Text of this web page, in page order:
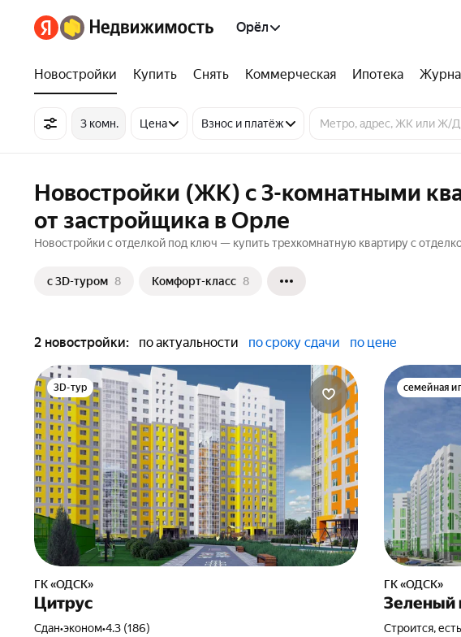
Орёл
Новостройки Купить Снять Коммерческая Ипотека
3 комн. Цена Взнос и платёж
Новостройки (ЖК) с 3-комнатными
от застройщика в Орле
Новостройки с отделкой под ключ — купить трехкомнатную квартиру с
c 3D-туром 8 Комфорт-класс 8
2 новостройки: по актуальности по сроку сдачи по цене
3D-тур
ГК «ОДСК»
Цитрус
Сдан•эконом•4.3 (186)
семейная
ГК «ОДСК»
Зеленый
Строится,